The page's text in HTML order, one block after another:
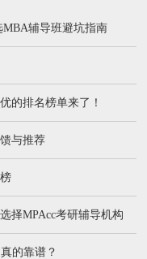
辅导班避坑指南
的排名榜单来了！
与推荐
择MPAcc考研辅导机构
的靠谱？